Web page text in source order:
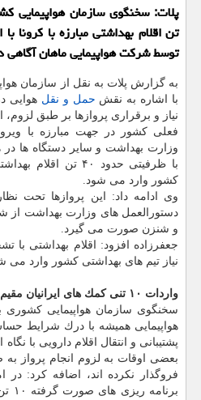
توسط شركت هواپیمایی ماهان آگاهی
به گزارش پلات به نقل از سازمان
با اشاره به نقش حمل و نقل هوایی
نیاز و برقراری پروازها بر طبق لزوم،
فعلی كشور در جهت مبارزه با
با ظرفیتی حدود ۴۰ تن
كشور وارد می شود.
وی ادامه داد: این پروازها تحت
دستورالعمل های وزارت بهداشت از
و شنزن صورت می گیرد.
جعفرزاده افزود: اقلام بهداشتی
نیاز تیم های بهداشتی كشور وارد می
واردات ۱۰ تنی كمك های ایرانیان مقیم تركیه
سخنگوی سازمان هواپیمایی كشوری
هواپیمایی همیشه با درك شرایط
پشتیبانی و انتقال اقلام دارویی با
بعضی اوقات به لزوم انجام پرواز
فروگذار نكرده اند، اضافه كرد: در